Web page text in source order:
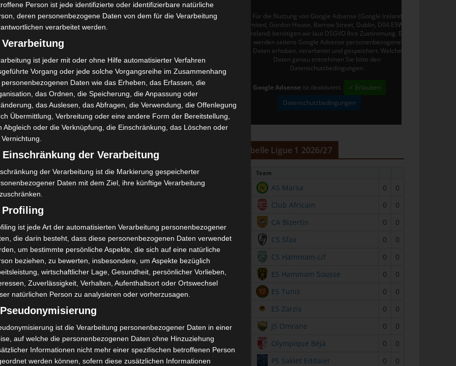
S El Gawafel Sportives de Gafsa (EGSG) – Étoile Sp
ortive du Sahel Sousse (ESS)
Für die Nutzung von Google Adsense (Google Ireland
Limited, Gordon House, Barrow Street, Dublin, D04 E5W5,
Ireland) benötigen wir laut DSGVO Ihre Zustimmung. Es
werden seitens Google Adsense personenbezogene
Daten erhoben, verarbeitet und gespeichert. Welche
Daten genau entnehmen Sie bitte den
Datenschutzbedingungen.
Google Adsense ist deaktiviert.
✓ Erlauben
Datenschutzbedingungen
Tabelle Ligue 1 2026/27
Team
AS Marsa 0
0
Club Africain 0
0
CA Bizertin 0
0
CS Sfax 0
0
CS Hammam-Lif 0
0
ES Hammam Sousse 0
0
ES Tunis 0
0
ES Zarzis 0
0
JS Omrane 0
0
Olympique Béjà 0
0
PS Sakiet Eddaïer 0
0
Person ist jede identifizierte oder identifizierbare natürliche
deren personenbezogene Daten von dem für die Verarbeitung
verarbeitet werden.
ist jeder mit oder ohne Hilfe automatisierter Verfahren
Vorgang oder jede solche Vorgangsreihe im Zusammenhang
personenbezogenen Daten wie das Erheben, das Erfassen, die
das Ordnen, die Speicherung, die Anpassung oder
das Auslesen, das Abfragen, die Verwendung, die Offenlegung
Übermittlung, Verbreitung oder eine andere Form der Bereitstellung,
Abgleich oder die Verknüpfung, die Einschränkung, das Löschen oder
Einschränkung der Verarbeitung
der Verarbeitung ist die Markierung gespeicherter
Daten mit dem Ziel, ihre künftige Verarbeitung
Profiling
ist jede Art der automatisierten Verarbeitung personenbezogener
die darin besteht, dass diese personenbezogenen Daten verwendet
um bestimmte persönliche Aspekte, die sich auf eine natürliche
beziehen, zu bewerten, insbesondere, um Aspekte bezüglich
wirtschaftlicher Lage, Gesundheit, persönlicher Vorlieben,
Zuverlässigkeit, Verhalten, Aufenthaltsort oder Ortswechsel
natürlichen Person zu analysieren oder vorherzusagen.
ist die Verarbeitung personenbezogener Daten in einer
auf welche die personenbezogenen Daten ohne Hinzuziehung
Informationen nicht mehr einer spezifischen betroffenen Person
werden können, sofern diese zusätzlichen Informationen